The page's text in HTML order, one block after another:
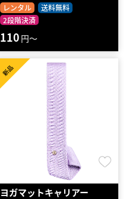
レンタル
送料無料
2段階決済
110 円～
ヨガマットキャリアー
新品